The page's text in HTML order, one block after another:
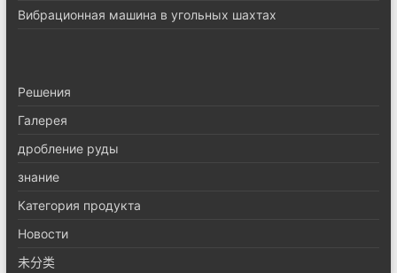
Вибрационная машина в угольных шахтах
Pешения
Галерея
дробление руды
знание
Категория продукта
Новости
未分类